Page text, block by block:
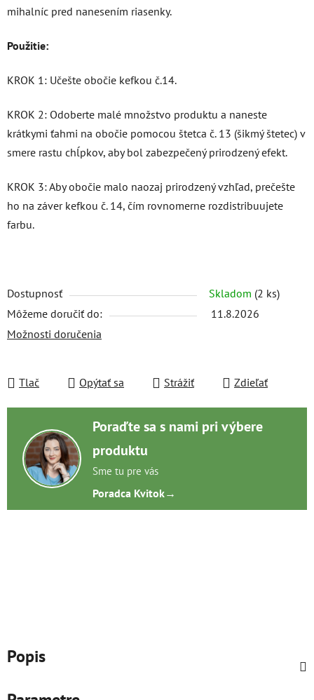
mihalníc pred nanesením riasenky.
Použitie:
KROK 1: Učešte obočie kefkou č.14.
KROK 2: Odoberte malé množstvo produktu a naneste
krátkymi ťahmi na obočie pomocou štetca č. 13 (šikmý štetec) v
smere rastu chĺpkov, aby bol zabezpečený prirodzený efekt.
KROK 3: Aby obočie malo naozaj prirodzený vzhľad, prečešte
ho na záver kefkou č. 14, čím rovnomerne rozdistribuujete
farbu.
Dostupnosť Skladom (2 ks)
Môžeme doručiť do:
11.8.2026
Možnosti doručenia
Tlač Opýtať sa Strážiť Zdieľať
Poraďte sa s nami pri výbere
produktu
Sme tu pre vás
Poradca Kvitok→
Popis